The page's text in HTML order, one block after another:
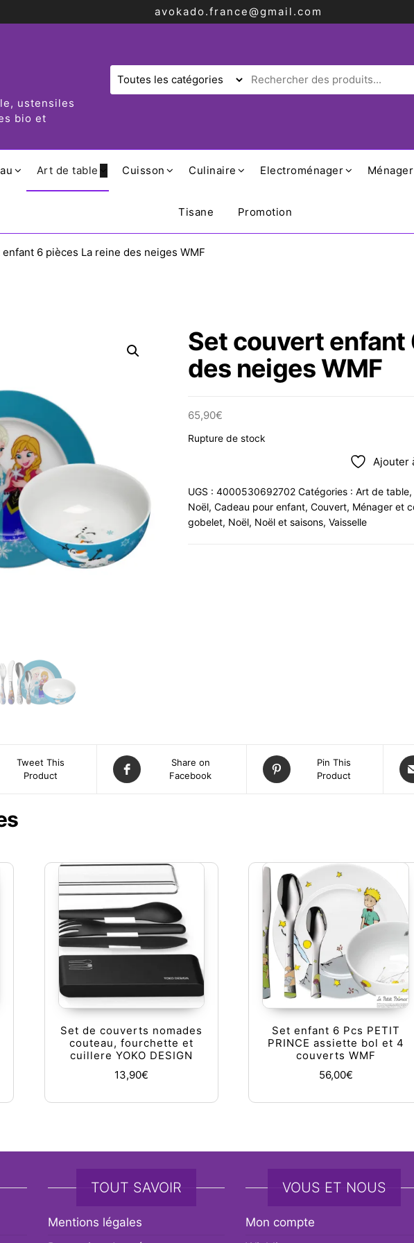
avokado.france@gmail.com
ustensiles
bio et
Art de table Cuisson Culinaire Electroménager Ménager
Tisane Promotion
6 pièces La reine des neiges WMF
Set couvert enfant
des neiges WMF
65,90€
Rupture de stock
Ajouter
UGS : 4000530692702 Catégories : Art de table,
Noël, Cadeau pour enfant, Couvert, Ménager et
gobelet, Noël, Noël et saisons, Vaisselle
Tweet This
Product
Share on
Facebook
Pin This
Product
Set de couverts nomades
couteau, fourchette et
cuillere YOKO DESIGN
13,90€
Set enfant 6 Pcs PETIT
PRINCE assiette bol et 4
couverts WMF
56,00€
TOUT SAVOIR
Mentions légales
VOUS ET NOUS
Mon compte